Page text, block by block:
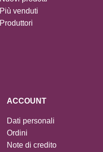
Più venduti
Produttori
ACCOUNT
Dati personali
Ordini
Note di credito